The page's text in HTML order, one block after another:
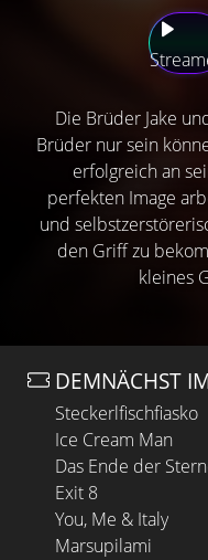
Die Brüder Jake
Brüder nur sein
erfolgreich an
perfekten Image
und
den Griff zu
kleines
DEMNÄCHST
Steckerlfischfiasko
Ice Cream Man
Das Ende der
Exit 8
You, Me & Italy
Marsupilami